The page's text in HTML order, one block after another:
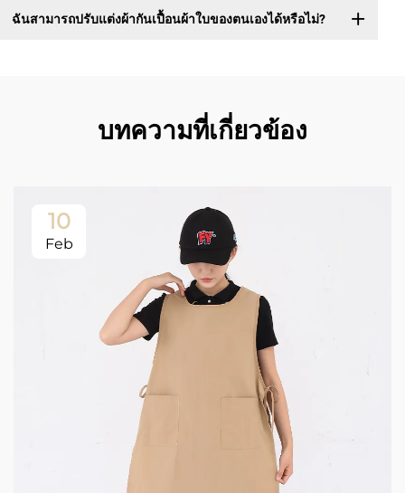
ฉันสามารถปรับแต่งผ้ากันเปื้อนผ้าใบของตนเองได้หรือไม่?
บทความที่เกี่ยวข้อง
10
Feb